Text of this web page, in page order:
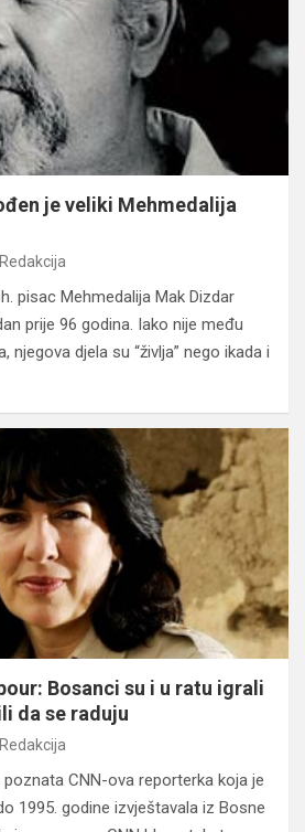
je veliki Mehmedalija
Redakcija
pisac Mehmedalija Mak Dizdar
prije 96 godina. Iako nije među
njegova djela su “življa” nego ikada i
Bosanci su i u ratu igrali
da se raduju
Redakcija
CNN-ova reporterka koja je
1995. godine izvještavala iz Bosne